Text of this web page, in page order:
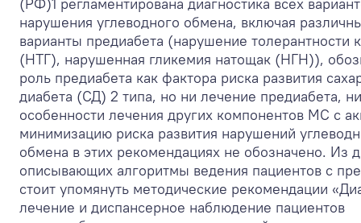
(РФ)1 регламентирована диагностика всех
нарушения углеводного обмена, включая
варианты предиабета (нарушение толерантности
(НТГ), нарушенная гликемия натощак (НГН)),
роль предиабета как фактора риска развития
диабета (СД) 2 типа, но ни лечение предиабета, ни
особенности лечения других компонентов МС с
минимизацию риска развития нарушений
обмена в этих рекомендациях не обозначено. Из
описывающих алгоритмы ведения пациентов с
стоит упомянуть методические рекомендации
лечение и диспансерное наблюдение пациентов